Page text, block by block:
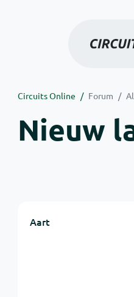
Circuits Online Forum
Nieuw
Aart